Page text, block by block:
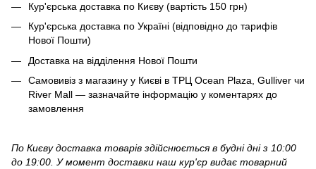
Кур'єрська доставка по Києву (вартість 150 грн)
Кур'єрська доставка по Україні (відповідно до тарифів
Нової Пошти)
Доставка на відділення Нової Пошти
Самовивіз з магазину у Києві в ТРЦ Ocean Plaza, Gulliver чи
River Mall — зазначайте інформацію у коментарях до
замовлення
По Києву доставка товарів здійснюється в будні дні з 10:00
до 19:00. У момент доставки наш кур'єр видає товарний